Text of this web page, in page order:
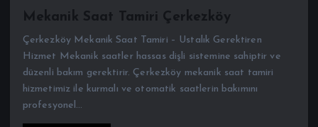
Hizmet Mekanik saatler hassas dişli sistemine sahiptir ve
düzenli bakım gerektirir. Çerkezköy mekanik saat tamiri
hizmetimiz ile kurmalı ve otomatik saatlerin bakımını
profesyonel…
Devamını oku